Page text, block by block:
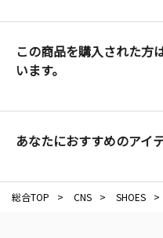
この商品を購入された方
います。
あなたにおすすめのアイ
総合TOP > CNS > SHOES >